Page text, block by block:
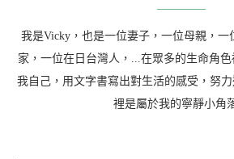
我是Vicky，也是一位妻子，一位母親，一
家，一位在日台灣人，...在眾多的生命角
我自己，用文字書寫出對生活的感受，努
裡是屬於我的寧靜小角